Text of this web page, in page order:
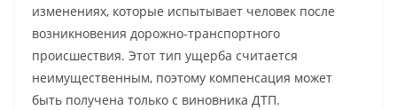
изменениях, которые испытывает человек после
возникновения дорожно-транспортного
происшествия. Этот тип ущерба считается
неимущественным, поэтому компенсация может
быть получена только с виновника ДТП.